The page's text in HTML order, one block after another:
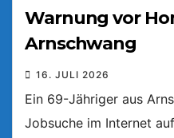
Warnung vor
Arnschwang
16. JULI 2026
Ein 69-Jähriger aus
Jobsuche im Internet